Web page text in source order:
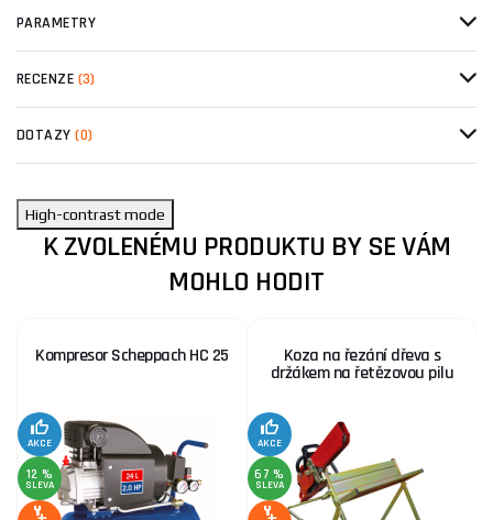
PARAMETRY
RECENZE (3)
DOTAZY(0)
High-contrast mode
K ZVOLENÉMU PRODUKTU BY SE VÁM
MOHLO HODIT
Kompresor Scheppach HC 25
AKCE
12 %
SLEVA
Koza na řezání dřeva s
držákem na řetězovou pilu
AKCE
67 %
SLEVA